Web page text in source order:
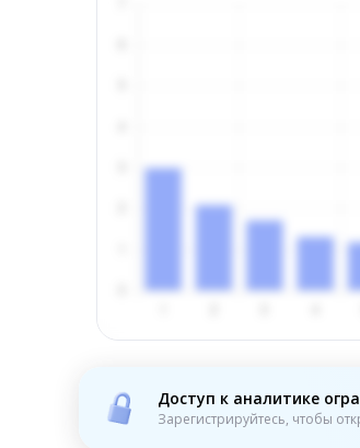
Доступ к аналитике
Зарегистрируйтесь, чтобы